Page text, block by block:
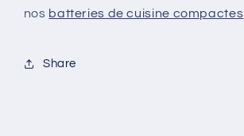
nos batteries de cuisine compactes
Share